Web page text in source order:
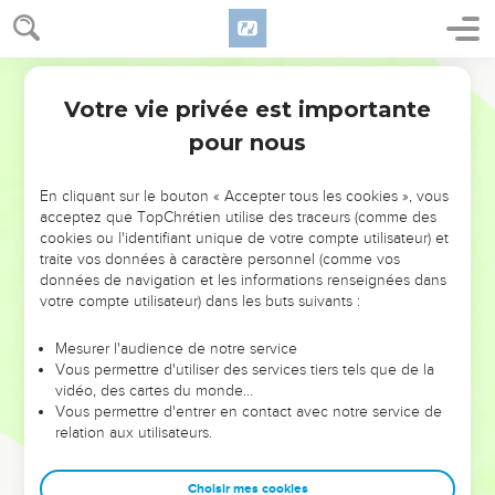
NE MANQUEZ PAS L’ÉVÉNEMENT
DE L’ANNÉE !
ET SI LEURS ERREURS POUVAIENT VOUS ÉVITER LES
VOTRES ?
leur foi ou leur vision. Mais on voit moins les doutes, les erreurs
et les saisons difficiles qu'ils ont traversés, alors même que ce
sont elles qui les ont façonnés.
Dans cette conférence, leaders, entrepreneurs, et responsables
clés pour avancer avec plus de sagesse afin que leurs erreurs
Votre vie privée est importante
pour nous
En cliquant sur le bouton « Accepter tous les cookies », vous
acceptez que TopChrétien utilise des traceurs (comme des
cookies ou l'identifiant unique de votre compte utilisateur) et
traite vos données à caractère personnel (comme vos
données de navigation et les informations renseignées dans
votre compte utilisateur) dans les buts suivants :
Mesurer l'audience de notre service
Vous permettre d'utiliser des services tiers tels que de la
vidéo, des cartes du monde…
Vous permettre d'entrer en contact avec notre service de
relation aux utilisateurs.
Choisir mes cookies